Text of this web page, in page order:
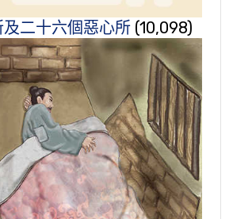
二十六個惡心所 (10,098)